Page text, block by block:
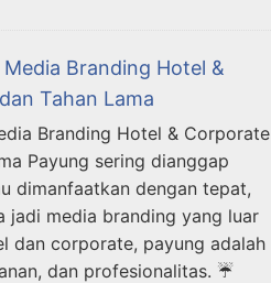
Branding Hotel &
Tahan Lama
Branding Hotel & Corporate
Payung sering dianggap
dimanfaatkan dengan tepat,
jadi media branding yang luar
dan corporate, payung adalah
dan profesionalitas. ☔